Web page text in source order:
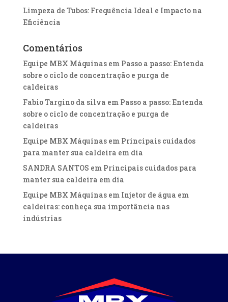
Limpeza de Tubos: Frequência Ideal e Impacto na
Eficiência
Comentários
Equipe MBX Máquinasem Passo a passo: Entenda
sobre o ciclo de concentração e purga de
caldeiras
Fabio Targino da silva em Passo a passo: Entenda
sobre o ciclo de concentração e purga de
caldeiras
Equipe MBX Máquinasem Principais cuidados
para manter sua caldeira em dia
SANDRA SANTOS em Principais cuidados para
manter sua caldeira em dia
Equipe MBX Máquinasem Injetor de água em
caldeiras: conheça sua importância nas
indústrias